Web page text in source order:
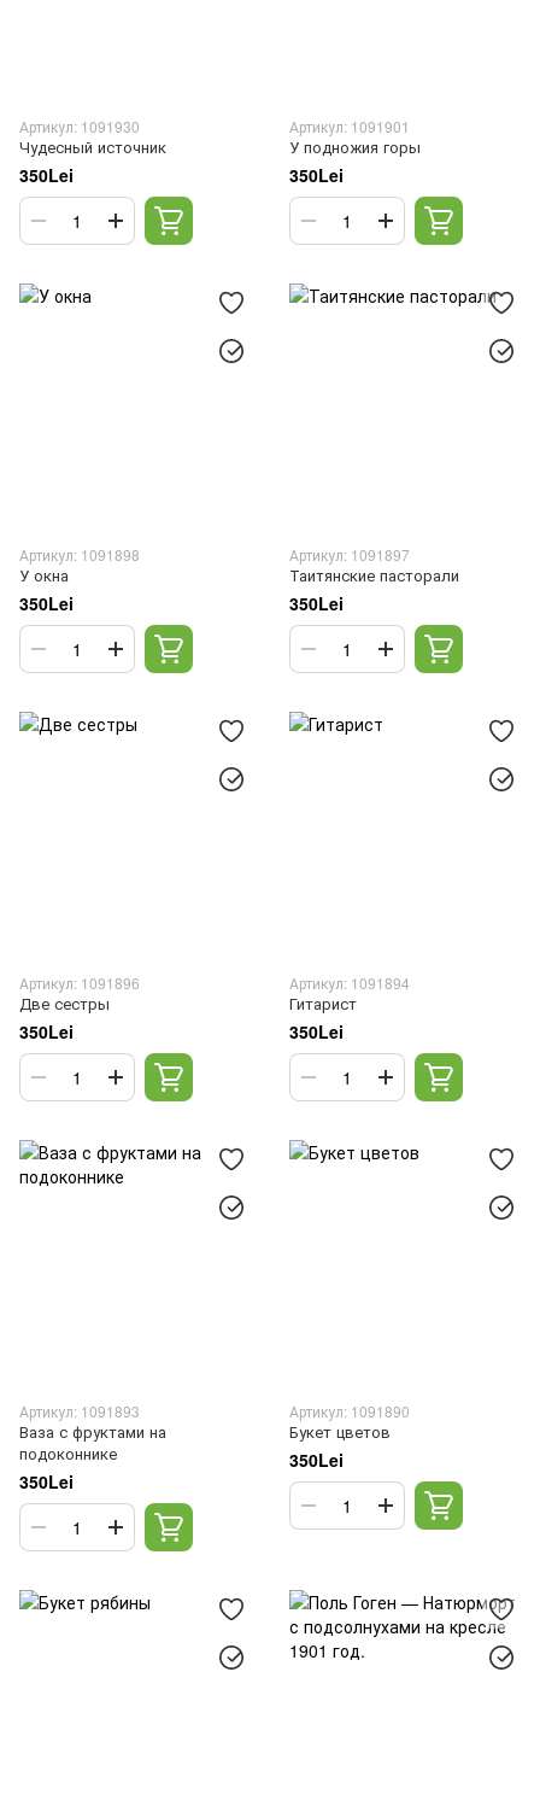
Артикул: 1091930
Чудесный источник
350Lei
Артикул: 1091901
У подножия горы
350Lei
Артикул: 1091898
У окна
350Lei
Артикул: 1091897
Таитянские пасторали
350Lei
Артикул: 1091896
Две сестры
350Lei
Артикул: 1091894
Гитарист
350Lei
Артикул: 1091893
Ваза с фруктами на
подоконнике
350Lei
Артикул: 1091890
Букет цветов
350Lei